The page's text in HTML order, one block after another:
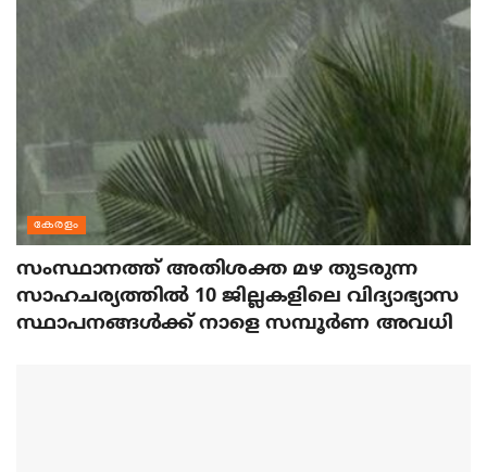
കേരളം
സംസ്ഥാനത്ത് അതിശക്ത മഴ തുടരുന്ന
സാഹചര്യത്തിൽ 10 ജില്ലകളിലെ വിദ്യാഭ്യാസ
സ്ഥാപനങ്ങൾക്ക് നാളെ സമ്പൂർണ അവധി